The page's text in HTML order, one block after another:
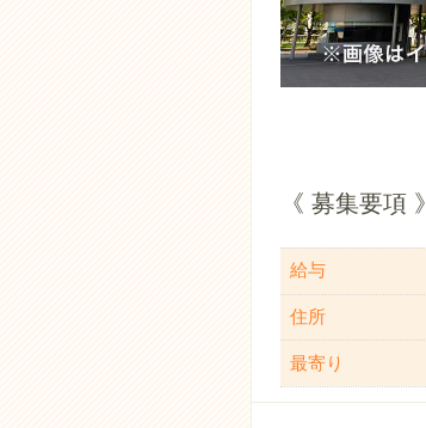
《 募集要項 》
給与
住所
最寄り